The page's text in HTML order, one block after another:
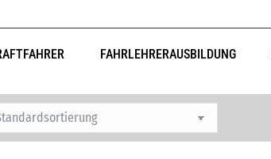
FAHRLEHRERAUSBILDUNG